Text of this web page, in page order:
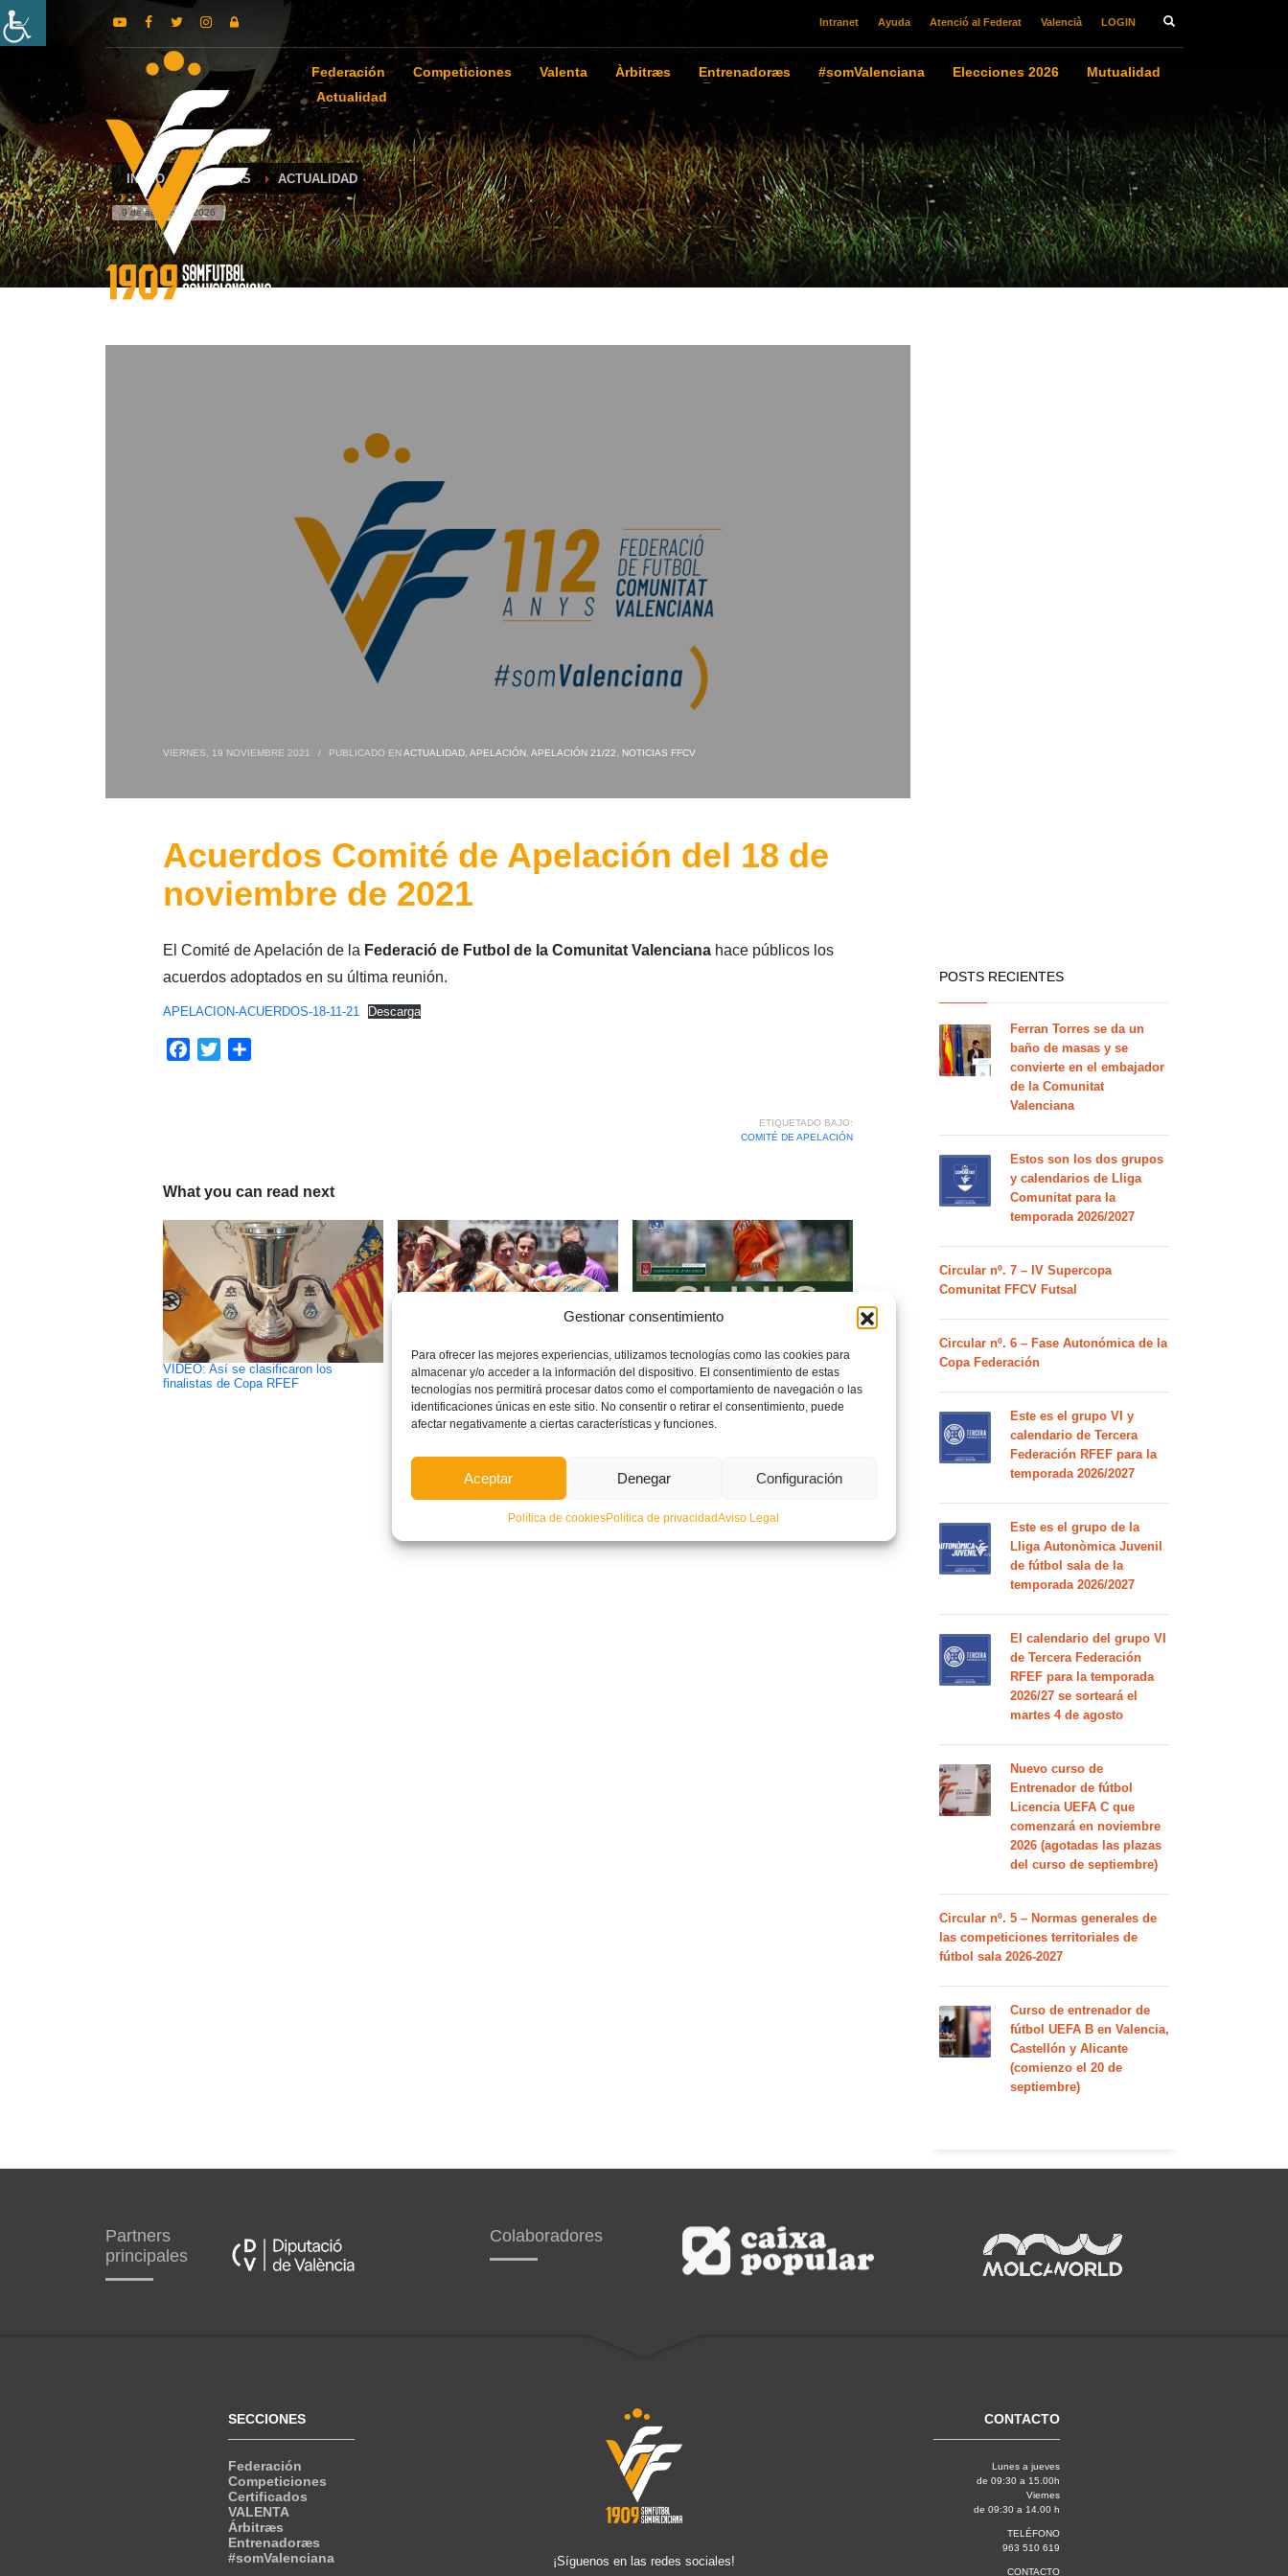
Gestionar consentimiento
Para ofrecer las mejores experiencias, utilizamos tecnologías como las cookies para
almacenar y/o acceder a la información del dispositivo. El consentimiento de estas
tecnologías nos permitirá procesar datos como el comportamiento de navegación o las
identificaciones únicas en este sitio. No consentir o retirar el consentimiento, puede
afectar negativamente a ciertas características y funciones.
Aceptar Denegar Configuración
Política de cookiesPolítica de privacidadAviso Legal
Intranet Ayuda Atenció al Federat Valencià LOGIN
Federación Competiciones Valenta Àrbitræs Entrenadoræs #somValenciana Elecciones 2026
Mutualidad
Actualidad
INICIO NOTICIAS ACTUALIDAD
9 de agosto de 2026
VIERNES, 19 NOVIEMBRE 2021 / PUBLICADO ENACTUALIDAD, APELACIÓN, APELACIÓN 21/22 NOTICIAS FFCV
Acuerdos Comité de Apelación del 18 de
noviembre de 2021
El Comité de Apelación de la Federació de Futbol de la Comunitat Valencianahace públicos los
acuerdos adoptados en su última reunión.
APELACION-ACUERDOS-18-11-21 Descarga
Facebook
Twitter
ETIQUETADO BAJO:
COMITÉ DE APELACIÓN
What you can read next
VIDEO: Así se clasificaron los
finalistas de Copa RFEF
La FFCV, encargada de coordinar la
competición de fútbol de los Gay
Games 2026 en València
Confirmado el Clinic de Fútbol Base
Femenino en Villajoyosa
POSTS RECIENTES
Ferran Torres se da un
baño de masas y se
convierte en el embajador
de la Comunitat
Valenciana
Estos son los dos grupos
y calendarios de Lliga
Comunitat para la
temporada 2026/2027
Circular nº. 7 – IV Supercopa
Comunitat FFCV Futsal
Circular nº. 6 – Fase Autonómica de la
Copa Federación
Este es el grupo VI y
calendario de Tercera
Federación RFEF para la
temporada 2026/2027
Este es el grupo de la
Lliga Autonòmica Juvenil
de fútbol sala de la
temporada 2026/2027
El calendario del grupo VI
de Tercera Federación
RFEF para la temporada
2026/27 se sorteará el
martes 4 de agosto
Nuevo curso de
Entrenador de fútbol
Licencia UEFA C que
comenzará en noviembre
2026 (agotadas las plazas
del curso de septiembre)
Circular nº. 5 – Normas generales de
las competiciones territoriales de
fútbol sala 2026-2027
Curso de entrenador de
fútbol UEFA B en Valencia,
Castellón y Alicante
(comienzo el 20 de
septiembre)
Partners
principales
Colaboradores
SECCIONES
Federación
Competiciones
Certificados
VALENTA
Árbitræs
Entrenadoræs
#somValenciana
¡Síguenos en las redes sociales!
CONTACTO
Lunes a jueves
de 09:30 a 15.00h
Viernes
de 09:30 a 14.00 h
TELÉFONO
963 510 619
CONTACTO